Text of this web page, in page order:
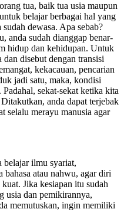
tua, baik tua usia maupun
belajar berbagai hal yang
dewasa. Apa sebab?
anda sudah dianggap benar-
hidup dan kehidupan. Untuk
disebut dengan transisi
kekacauan, pencarian
jadi satu, maka, kondisi
sekat-sekat ketika kita
anda dapat terjebak
selalu merayu manusia agar
belajar ilmu syariat,
atau nahwu, agar diri
Jika kesiapan itu sudah
usia dan pemikirannya,
memutuskan, ingin memiliki